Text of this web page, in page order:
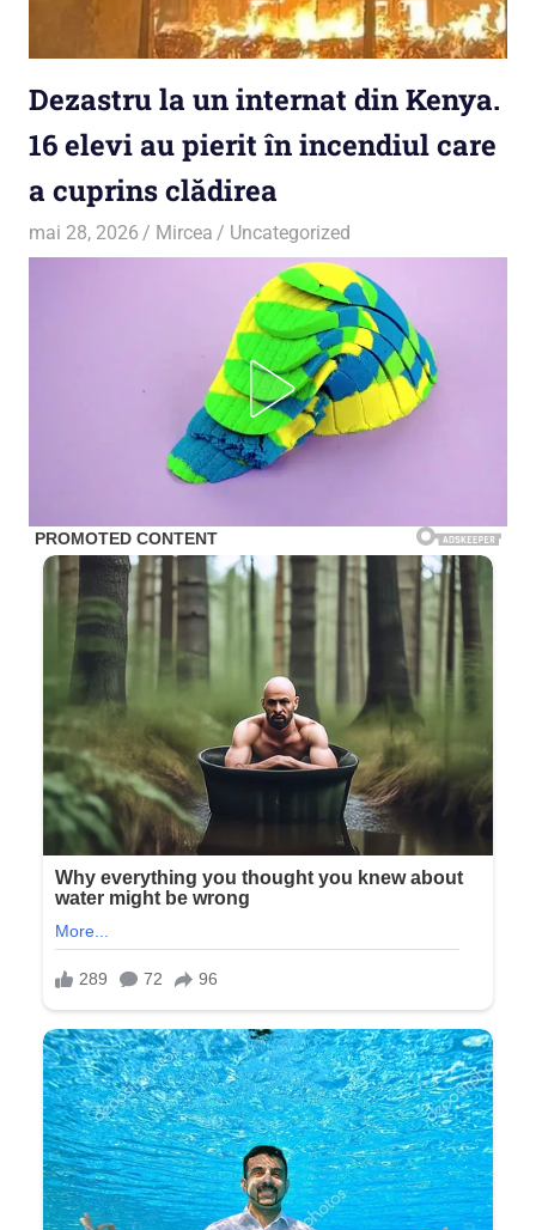
Dezastru la un internat din Kenya.
16 elevi au pierit în incendiul care
a cuprins clădirea
mai 28, 2026 Mircea Uncategorized